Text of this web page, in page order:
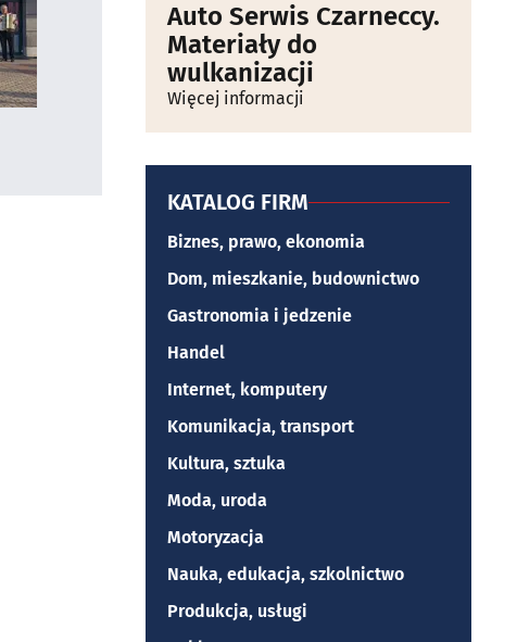
Auto Serwis Czarneccy.
Materiały do
wulkanizacji
Więcej informacji
KATALOG FIRM
Biznes, prawo, ekonomia
Dom, mieszkanie, budownictwo
Gastronomia i jedzenie
Handel
Internet, komputery
Komunikacja, transport
Kultura, sztuka
Moda, uroda
Motoryzacja
Nauka, edukacja, szkolnictwo
Produkcja, usługi